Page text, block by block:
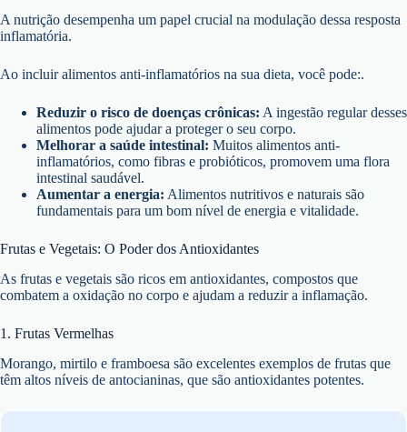
A nutrição desempenha um papel crucial na modulação dessa resposta
inflamatória.
Ao incluir alimentos anti-inflamatórios na sua dieta, você pode:.
Reduzir o risco de doenças crônicas: A ingestão regular desses
alimentos pode ajudar a proteger o seu corpo.
Melhorar a saúde intestinal: Muitos alimentos anti-
inflamatórios, como fibras e probióticos, promovem uma flora
intestinal saudável.
Aumentar a energia: Alimentos nutritivos e naturais são
fundamentais para um bom nível de energia e vitalidade.
Frutas e Vegetais: O Poder dos Antioxidantes
As frutas e vegetais são ricos em antioxidantes, compostos que
combatem a oxidação no corpo e ajudam a reduzir a inflamação.
1. Frutas Vermelhas
Morango, mirtilo e framboesa são excelentes exemplos de frutas que
têm altos níveis de antocianinas, que são antioxidantes potentes.